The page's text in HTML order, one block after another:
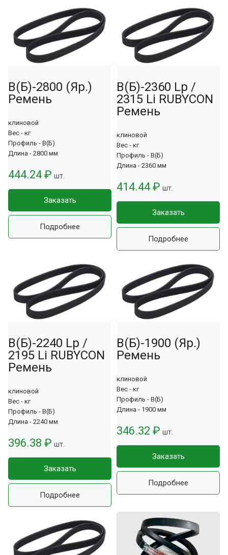
В(Б)-2800 (Яр.)
Ремень
клиновой
Вес - кг
Профиль - В(Б)
Длина - 2800 мм
444.24 ₽ шт.
Заказать
Подробнее
В(Б)-2360 Lp /
2315 Li RUBYCON
Ремень
клиновой
Вес - кг
Профиль - В(Б)
Длина - 2360 мм
414.44 ₽ шт.
Заказать
Подробнее
В(Б)-2240 Lp /
2195 Li RUBYCON
Ремень
клиновой
Вес - кг
Профиль - В(Б)
Длина - 2240 мм
396.38 ₽ шт.
Заказать
Подробнее
В(Б)-1900 (Яр.)
Ремень
клиновой
Вес - кг
Профиль - В(Б)
Длина - 1900 мм
346.32 ₽ шт.
Заказать
Подробнее